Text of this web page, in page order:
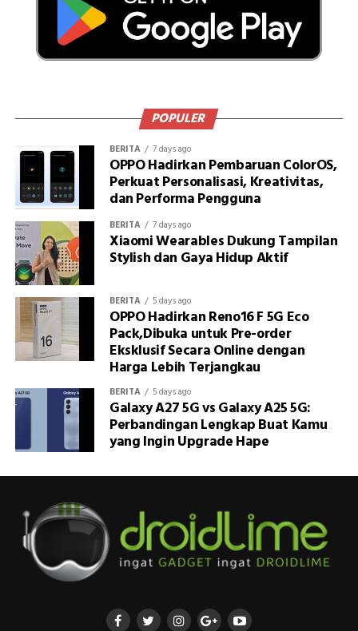
POPULER
BERITA 7 days ago
OPPO Hadirkan Pembaruan ColorOS,
Perkuat Personalisasi, Kreativitas,
dan Performa Pengguna
BERITA 7 days ago
Xiaomi Wearables Dukung Tampilan
Stylish dan Gaya Hidup Aktif
BERITA 5 days ago
OPPO Hadirkan Reno16 F 5G Eco
Pack,Dibuka untuk Pre-order
Eksklusif Secara Online dengan
Harga Lebih Terjangkau
BERITA 5 days ago
Galaxy A27 5G vs Galaxy A25 5G:
Perbandingan Lengkap Buat Kamu
yang Ingin Upgrade Hape